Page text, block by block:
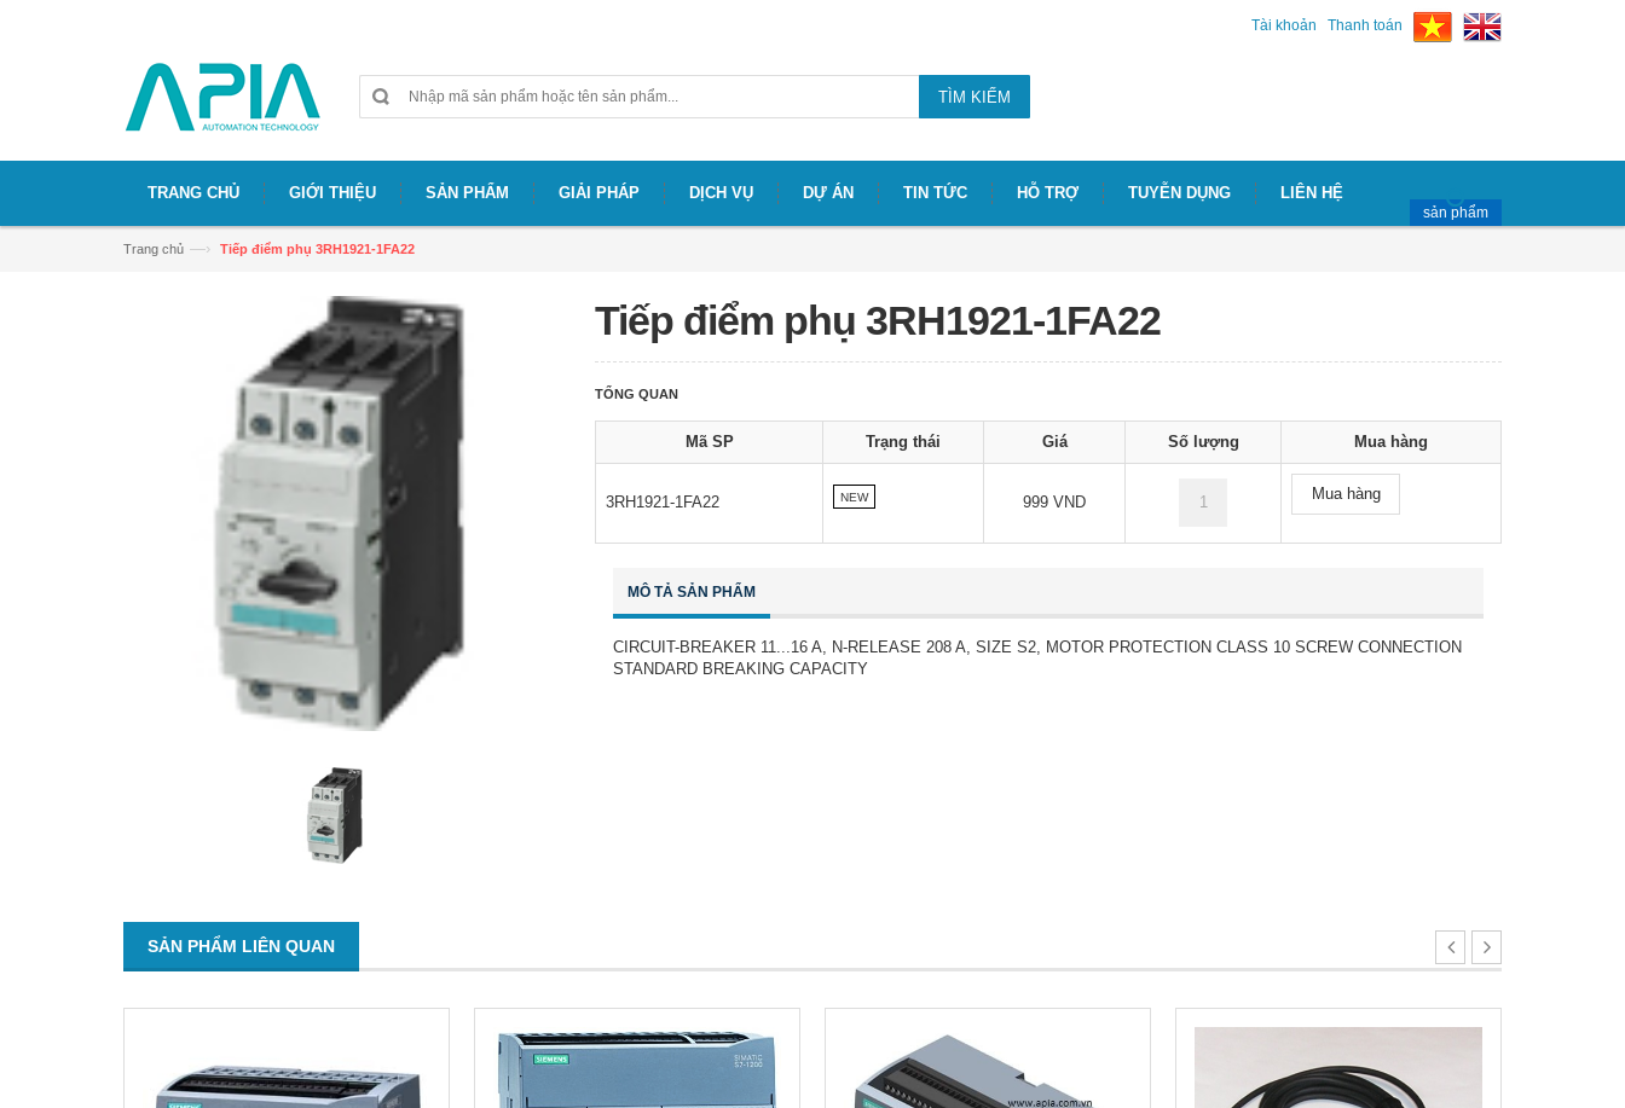
Tài khoản Thanh toán
TÌM KIẾM
TRANG CHỦ GIỚI THIỆU SẢN PHẨM GIẢI PHÁP DỊCH VỤ DỰ ÁN TIN TỨC HỖ TRỢ TUYỄN DỤNG LIÊN HỆ
sản phẩm
Trang chủ —› Tiếp điểm phụ 3RH1921-1FA22
Tiếp điểm phụ 3RH1921-1FA22
TỔNG QUAN
Mã SP Trạng thái Giá Số lượng Mua hàng
3RH1921-1FA22 NEW 999 VND Mua hàng
MÔ TẢ SẢN PHẨM
CIRCUIT-BREAKER 11...16 A, N-RELEASE 208 A, SIZE S2, MOTOR PROTECTION CLASS 10 SCREW CONNECTION
STANDARD BREAKING CAPACITY
SẢN PHẨM LIÊN QUAN